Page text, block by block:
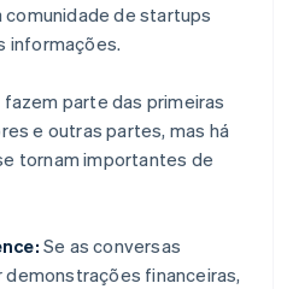
comunidade de startups
informações.
parte das primeiras
e outras partes, mas há
tornam importantes de
Se as conversas
demonstrações financeiras,